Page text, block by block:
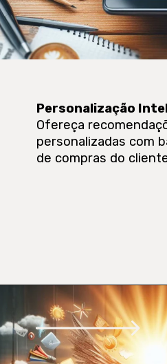
Personalização
Ofereça
personalizadas com
de compras do